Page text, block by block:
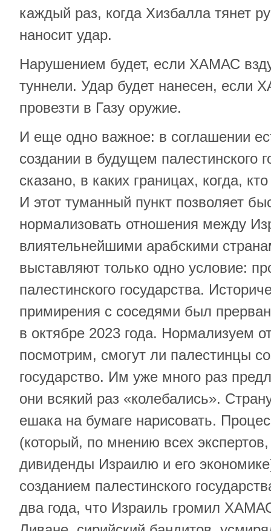
каждый раз, когда Хизбалла тянет
наносит удар.
Нарушением будет, если ХАМАС
туннели. Удар будет нанесен, если
провезти в Газу оружие.
И еще одно важное: в соглашении
создании в будущем палестинского
сказано, в каких границах, когда,
И этот туманный пункт позволяет
нормализовать отношения между
влиятельнейшими арабскими
выставляют только одно условие:
палестинского государства.
примирения с соседями был
в октябре 2023 года. Нормализуем
посмотрим, смогут ли палестинцы
государство. Им уже много раз
они всякий раз «колебались».
ешака на бумаге нарисовать.
(который, по мнению всех
дивиденды Израилю и его
созданием палестинского
два года, что Израиль громил